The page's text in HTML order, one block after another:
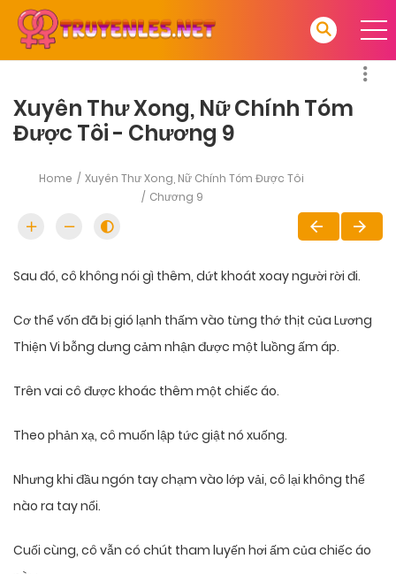
Xuyên Thư Xong, Nữ Chính Tóm
Được Tôi - Chương 9
Home
Xuyên Thư Xong, Nữ Chính Tóm Được Tôi
Chương 9
Sau đó, cô không nói gì thêm, dứt khoát xoay người rời đi.
Cơ thể vốn đã bị gió lạnh thấm vào từng thớ thịt của Lương
Thiện Vi bỗng dưng cảm nhận được một luồng ấm áp.
Trên vai cô được khoác thêm một chiếc áo.
Theo phản xạ, cô muốn lập tức giật nó xuống.
Nhưng khi đầu ngón tay chạm vào lớp vải, cô lại không thể
nào ra tay nổi.
Cuối cùng, cô vẫn có chút tham luyến hơi ấm của chiếc áo